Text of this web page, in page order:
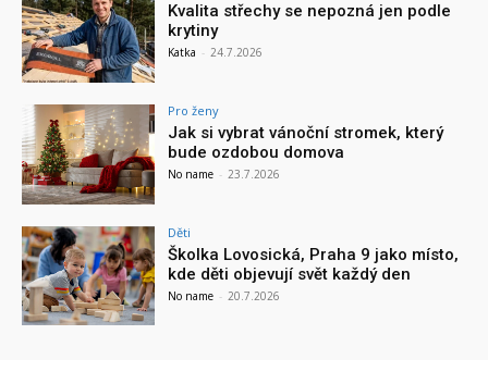
Kvalita střechy se nepozná jen podle
krytiny
Katka - 24.7.2026
Pro ženy
Jak si vybrat vánoční stromek, který
bude ozdobou domova
No name - 23.7.2026
Děti
Školka Lovosická, Praha 9 jako místo,
kde děti objevují svět každý den
No name - 20.7.2026